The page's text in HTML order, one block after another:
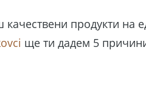
продукти на
ще ти дадем 5